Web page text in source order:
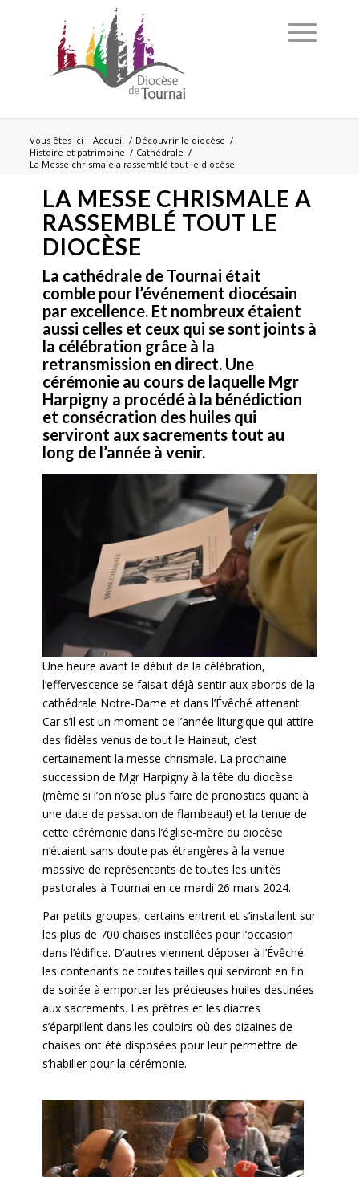
Vous êtes ici : Accueil / Découvrir le diocèse /
Histoire et patrimoine / Cathédrale /
La Messe chrismale a rassemblé tout le diocèse
LA MESSE CHRISMALE A
RASSEMBLÉ TOUT LE
DIOCÈSE
La cathédrale de Tournai était
comble pour l’événement diocésain
par excellence. Et nombreux étaient
aussi celles et ceux qui se sont joints à
la célébration grâce à la
retransmission en direct. Une
cérémonie au cours de laquelle Mgr
Harpigny a procédé à la bénédiction
et consécration des huiles qui
serviront aux sacrements tout au
long de l’année à venir.
Une heure avant le début de la célébration,
l’effervescence se faisait déjà sentir aux abords de la
cathédrale Notre-Dame et dans l’Évêché attenant.
Car s’il est un moment de l’année liturgique qui attire
des fidèles venus de tout le Hainaut, c’est
certainement la messe chrismale. La prochaine
succession de Mgr Harpigny à la tête du diocèse
(même si l’on n’ose plus faire de pronostics quant à
une date de passation de flambeau!) et la tenue de
cette cérémonie dans l’église-mère du diocèse
n’étaient sans doute pas étrangères à la venue
massive de représentants de toutes les unités
pastorales à Tournai en ce mardi 26 mars 2024.
Par petits groupes, certains entrent et s’installent sur
les plus de 700 chaises installées pour l’occasion
dans l’édifice. D’autres viennent déposer à l’Évêché
les contenants de toutes tailles qui serviront en fin
de soirée à emporter les précieuses huiles destinées
aux sacrements. Les prêtres et les diacres
s’éparpillent dans les couloirs où des dizaines de
chaises ont été disposées pour leur permettre de
s’habiller pour la cérémonie.